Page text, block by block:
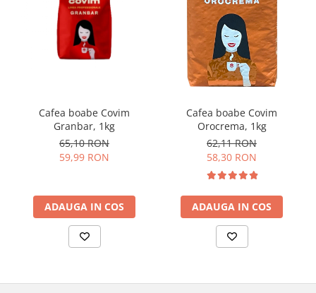
Cafea boabe Covim
Granbar, 1kg
65,10 RON
59,99 RON
ADAUGA IN COS
Cafea boabe Covim
Orocrema, 1kg
62,11 RON
58,30 RON
ADAUGA IN COS